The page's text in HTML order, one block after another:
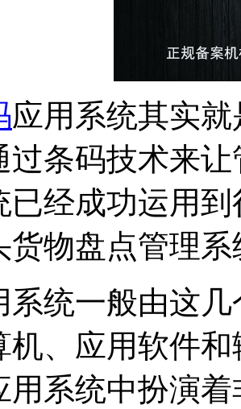
应用系统其实
过条码技术来
已经成功运用
货物盘点管理
系统一般由这
机、应用软件
用系统中扮演